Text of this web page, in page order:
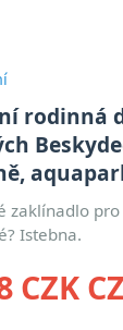
rodinná
zaklínadlo
Istebna.
CZK